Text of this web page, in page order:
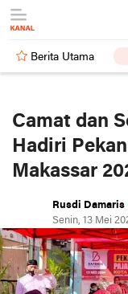
Berita Utama
Camat dan
Hadiri
Makassar
Rusdi Damaris
Senin, 13 Mei